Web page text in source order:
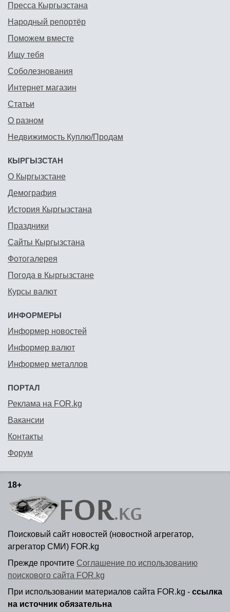
Пресса Кыргызстана
Народный репортёр
Поможем вместе
Ищу тебя
Соболезнования
Интернет магазин
Статьи
О разном
Недвижимость Куплю/Продам
КЫРГЫЗСТАН
О Кыргызстане
Демография
История Кыргызстана
Праздники
Сайты Кыргызстана
Фотогалерея
Погода в Кыргызстане
Курсы валют
ИНФОРМЕРЫ
Информер новостей
Информер валют
Информер металлов
ПОРТАЛ
Реклама на FOR.kg
Вакансии
Контакты
Форум
18+
Поисковый сайт новостей (новостной агрегатор,
агрегатор СМИ) FOR.kg
Прежде прочтите Соглашение по использованию
поискового сайта FOR.kg
При использовании материалов сайта FOR.kg - ссылка
на источник обязательна